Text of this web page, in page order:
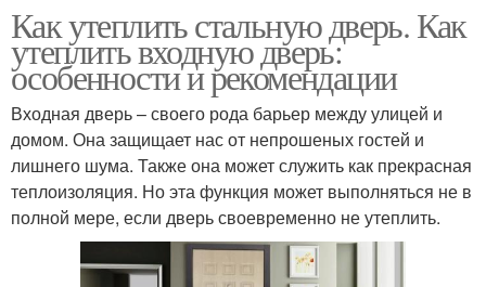
Как утеплить стальную дверь. Как
утеплить входную дверь:
особенности и рекомендации
Входная дверь – своего рода барьер между улицей и
домом. Она защищает нас от непрошеных гостей и
лишнего шума. Также она может служить как прекрасная
теплоизоляция. Но эта функция может выполняться не в
полной мере, если дверь своевременно не утеплить.